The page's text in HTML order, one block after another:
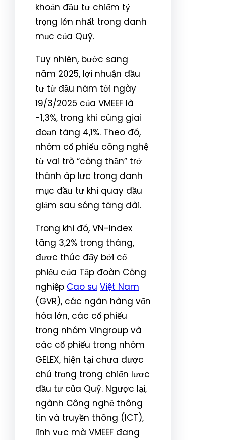
khoản đầu tư chiếm tỷ
trọng lớn nhất trong danh
mục của Quỹ.
Tuy nhiên, bước sang
năm 2025, lợi nhuận đầu
tư từ đầu năm tới ngày
19/3/2025 của VMEEF là
-1,3%, trong khi cùng giai
đoạn tăng 4,1%. Theo đó,
nhóm cổ phiếu công nghệ
từ vai trò “công thần” trở
thành áp lực trong danh
mục đầu tư khi quay đầu
giảm sau sóng tăng dài.
Trong khi đó, VN-Index
tăng 3,2% trong tháng,
được thúc đẩy bởi cổ
phiếu của Tập đoàn Công
nghiệp Cao su Việt Nam
(GVR), các ngân hàng vốn
hóa lớn, các cổ phiếu
trong nhóm Vingroup và
các cổ phiếu trong nhóm
GELEX, hiện tại chưa được
chú trọng trong chiến lược
đầu tư của Quỹ. Ngược lại,
ngành Công nghệ thông
tin và truyền thông (ICT),
lĩnh vực mà VMEEF đang